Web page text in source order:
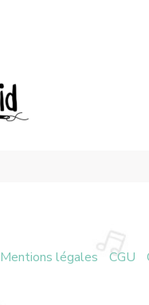
Mentions légales CGU